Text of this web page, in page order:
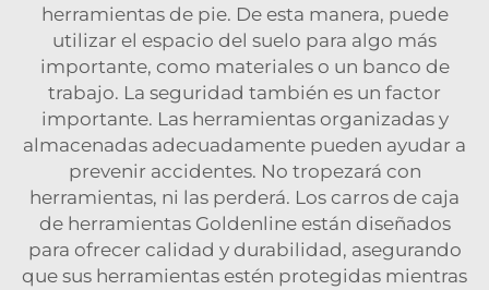
herramientas de pie. De esta manera, puede
utilizar el espacio del suelo para algo más
importante, como materiales o un banco de
trabajo. La seguridad también es un factor
importante. Las herramientas organizadas y
almacenadas adecuadamente pueden ayudar a
prevenir accidentes. No tropezará con
herramientas, ni las perderá. Los carros de caja
de herramientas Goldenline están diseñados
para ofrecer calidad y durabilidad, asegurando
que sus herramientas estén protegidas mientras